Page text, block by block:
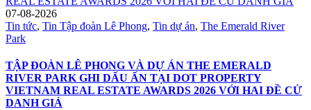
07-08-2026
Tin tức, Tin Tập đoàn Lê Phong, Tin dự án, The Emerald River
Park
TẬP ĐOÀN LÊ PHONG VÀ DỰ ÁN THE EMERALD
RIVER PARK GHI DẤU ẤN TẠI DOT PROPERTY
VIETNAM REAL ESTATE AWARDS 2026 VỚI HAI ĐỀ CỬ
DANH GIÁ